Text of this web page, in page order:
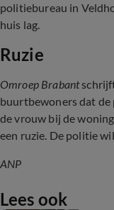
politiebureau in
huis lag.
Ruzie
Omroep Brabant
buurtbewoners dat
de vrouw bij de
een ruzie. De politie
ANP
Lees ook